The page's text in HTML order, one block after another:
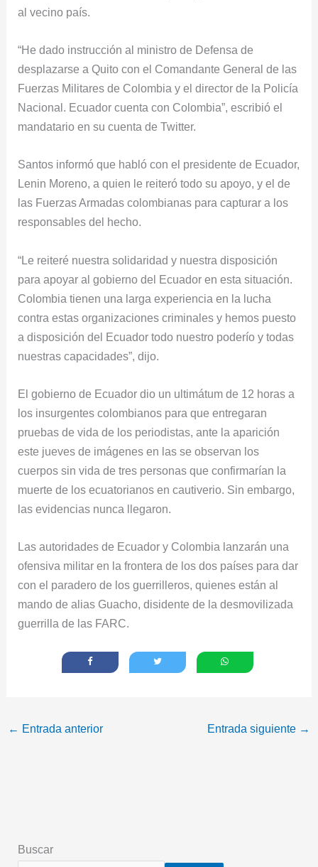
al vecino país.
“He dado instrucción al ministro de Defensa de
desplazarse a Quito con el Comandante General de las
Fuerzas Militares de Colombia y el director de la Policía
Nacional. Ecuador cuenta con Colombia”, escribió el
mandatario en su cuenta de Twitter.
Santos informó que habló con el presidente de Ecuador,
Lenin Moreno, a quien le reiteró todo su apoyo, y el de
las Fuerzas Armadas colombianas para capturar a los
responsables del hecho.
“Le reiteré nuestra solidaridad y nuestra disposición
para apoyar al gobierno del Ecuador en esta situación.
Colombia tienen una larga experiencia en la lucha
contra estas organizaciones criminales y hemos puesto
a disposición del Ecuador todo nuestro poderío y todas
nuestras capacidades”, dijo.
El gobierno de Ecuador dio un ultimátum de 12 horas a
los insurgentes colombianos para que entregaran
pruebas de vida de los periodistas, ante la aparición
este jueves de imágenes en las se observan los
cuerpos sin vida de tres personas que confirmarían la
muerte de los ecuatorianos en cautiverio. Sin embargo,
las evidencias nunca llegaron.
Las autoridades de Ecuador y Colombia lanzarán una
ofensiva militar en la frontera de los dos países para dar
con el paradero de los guerrilleros, quienes están al
mando de alias Guacho, disidente de la desmovilizada
guerrilla de las FARC.
← Entrada anterior Entrada siguiente →
Buscar